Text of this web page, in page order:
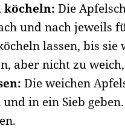
köcheln: Die
und nach jeweils
lassen, bis sie
aber nicht zu
Die weichen
in ein Sieb